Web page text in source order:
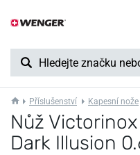
Příslušenství Kapesní nože
Nůž
Dark Illusion